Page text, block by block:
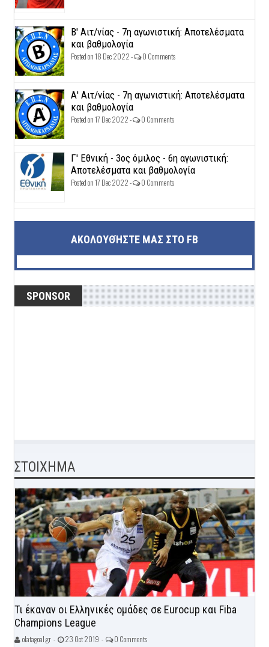
Β' Αιτ/νίας - 7η αγωνιστική: Αποτελέσματα
και βαθμολογία
Posted on 18 Dec 2022 - 0 Comments
Α' Αιτ/νίας - 7η αγωνιστική: Αποτελέσματα
και βαθμολογία
Posted on 17 Dec 2022 - 0 Comments
Γ' Εθνική - 3ος όμιλος - 6η αγωνιστική:
Αποτελέσματα και βαθμολογία
Posted on 17 Dec 2022 - 0 Comments
ΑΚΟΛΟΥΘΉΣΤΕ ΜΑΣ ΣΤΟ FB
SPONSOR
ΣΤΟΙΧΗΜΑ
Τι έκαναν οι Ελληνικές ομάδες σε Eurocup και Fiba
Champions League
olatagoal.gr - 23 Oct 2019 - 0 Comments